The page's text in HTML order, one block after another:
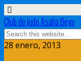
Club de judo Asalia Beya
28 enero, 2013